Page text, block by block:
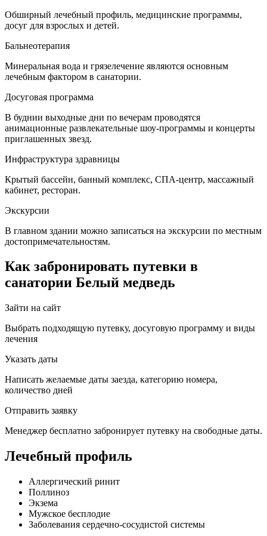
Обширный лечебный профиль, медицинские программы,
досуг для взрослых и детей.
Бальнеотерапия
Минеральная вода и грязелечение являются основным
лечебным фактором в санатории.
Досуговая программа
В буднии выходные дни по вечерам проводятся
анимационные развлекательные шоу-программы и концерты
приглашенных звезд.
Инфраструктура здравницы
Крытый бассейн, банный комплекс, СПА-центр, массажный
кабинет, ресторан.
Экскурсии
В главном здании можно записаться на экскурсии по местным
достопримечательностям.
Как забронировать путевки в
санатории Белый медведь
Зайти на сайт
Выбрать подходящую путевку, досуговую программу и виды
лечения
Указать даты
Написать желаемые даты заезда, категорию номера,
количество дней
Отправить заявку
Менеджер бесплатно забронирует путевку на свободные даты.
Лечебный профиль
Аллергический ринит
Поллиноз
Экзема
Мужское бесплодие
Заболевания сердечно-сосудистой системы